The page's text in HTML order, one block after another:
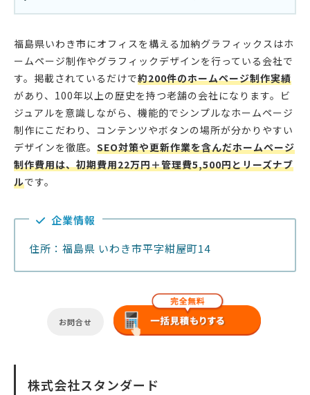
福島県いわき市にオフィスを構える加納グラフィックスはホ
ームページ制作やグラフィックデザインを行っている会社で
す。掲載されているだけで約200件のホームページ制作実績
があり、100年以上の歴史を持つ老舗の会社になります。ビ
ジュアルを意識しながら、機能的でシンプルなホームページ
制作にこだわり、コンテンツやボタンの場所が分かりやすい
デザインを徹底。 SEO対策や更新作業を含んだホームページ
制作費用は、初期費用22万円＋管理費5,500円とリーズナブ
ルです。
企業情報
住所：福島県 いわき市平字紺屋町14
お問合せ
株式会社スタンダード